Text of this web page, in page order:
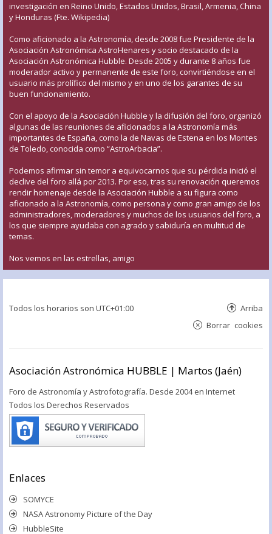
investigación en Reino Unido, Estados Unidos, Brasil, Armenia, China
y Honduras (Fte. Wikipedia)
Como aficionado a la Astronomía, desde 2008 fue Presidente de la
Asociación Astronómica AstroHenares y socio destacado de la
Asociación Astronómica Hubble. Desde 2005 y durante 8 años fue
moderador activo y permanente de este foro, convirtiéndose en el
usuario más prolífico del mismo y en uno de los garantes de su
buen funcionamiento.
Con el apoyo de la Asociación Hubble y la difusión del foro, organizó
algunas de las reuniones de aficionados a la Astronomía más
importantes de España, como la de Navas de Estena en los Montes
de Toledo, conocida como “AstroArbacia”.
Podemos afirmar sin temor a equivocarnos que su pérdida inició el
declive del foro allá por 2013. Por eso, tras su renovación queremos
rendir homenaje desde la Asociación Hubble a su figura como
aficionado a la Astronomía, como persona y como gran amigo de los
administradores, moderadores y muchos de los usuarios del foro, a
los que siempre ayudaba con agrado y sabiduría en multitud de
temas.
Nos vemos en las estrellas, amigo
Todos los horarios son UTC+01:00 Arriba
Borrar cookies
Asociación Astronómica HUBBLE | Martos (Jaén)
Foro de Astronomía y Astrofotografía. Desde 2004 en Internet
Todos los Derechos Reservados
Enlaces
SOMYCE
NASA Astronomy Picture of the Day
HubbleSite